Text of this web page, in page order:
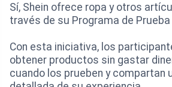
Sí, Shein ofrece ropa y otros
través de su Programa de
Con esta iniciativa, los
obtener productos sin gastar
cuando los prueben y compartan